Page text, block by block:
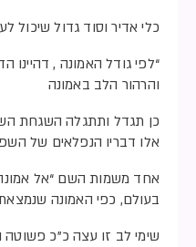
כלי אדיר וסוד גדול שיכול
“לפי גודל האמונה , דהיינו
והרהור הלב באמונה
כן תגדל ותתגלה השגחת
אלו דבריו הנפלאים של
אחד משמות השם “אל
בעולם, כפי האמונה
שימי לב זו עצה כ”כ פשוטה